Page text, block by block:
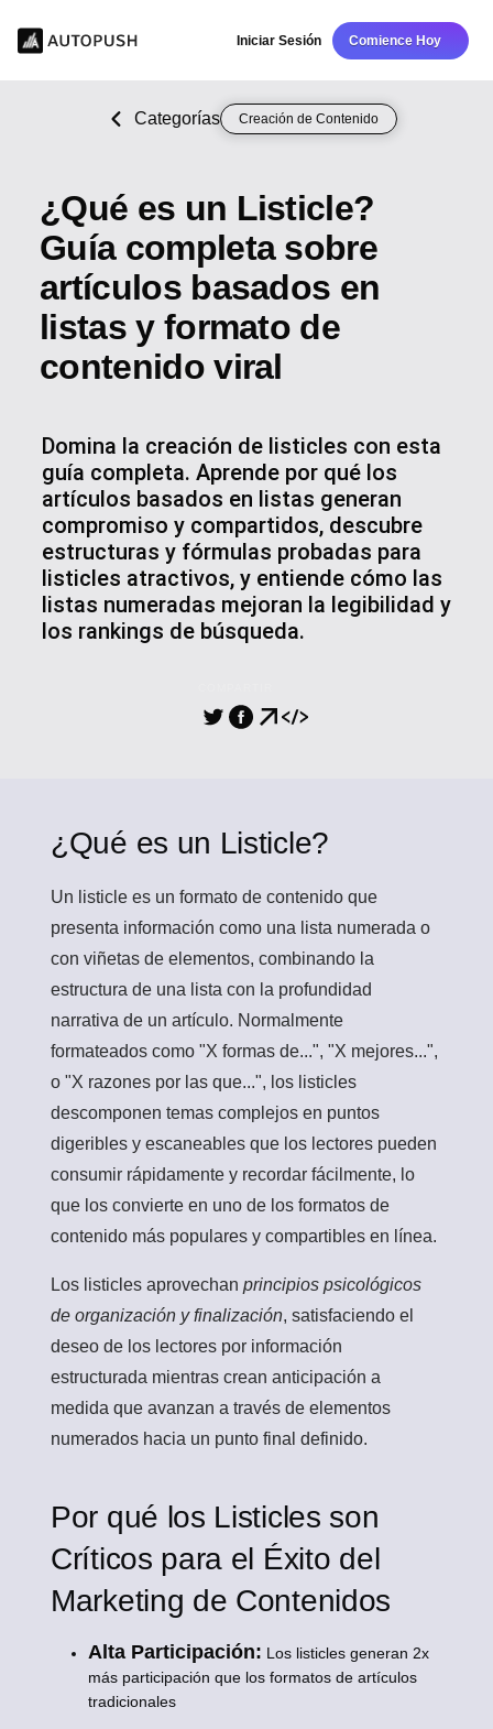
Iniciar Sesión Comience Hoy
Categorías Creación de Contenido
¿Qué es un Listicle?
Guía completa sobre
artículos basados en
listas y formato de
contenido viral
Domina la creación de listicles con esta
guía completa. Aprende por qué los
artículos basados en listas generan
compromiso y compartidos, descubre
estructuras y fórmulas probadas para
listicles atractivos, y entiende cómo las
listas numeradas mejoran la legibilidad y
los rankings de búsqueda.
¿Qué es un Listicle?
Un listicle es un formato de contenido que
presenta información como una lista numerada o
con viñetas de elementos, combinando la
estructura de una lista con la profundidad
narrativa de un artículo. Normalmente
formateados como "X formas de...", "X mejores...",
o "X razones por las que...", los listicles
descomponen temas complejos en puntos
digeribles y escaneables que los lectores pueden
consumir rápidamente y recordar fácilmente, lo
que los convierte en uno de los formatos de
contenido más populares y compartibles en línea.
Los listicles aprovechan principios psicológicos
de organización y finalización, satisfaciendo el
deseo de los lectores por información
estructurada mientras crean anticipación a
medida que avanzan a través de elementos
numerados hacia un punto final definido.
Por qué los Listicles son
Críticos para el Éxito del
Marketing de Contenidos
Alta Participación: Los listicles generan 2x
más participación que los formatos de artículos
tradicionales